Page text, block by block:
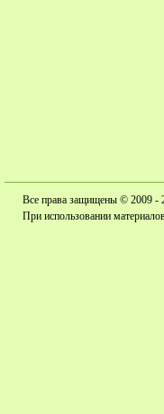
Все права защищены © 2009 -
При использовании